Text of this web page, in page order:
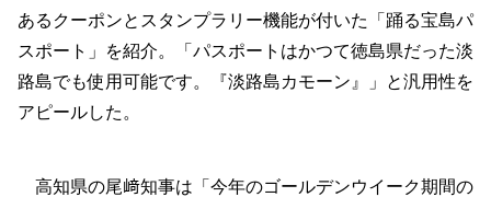
あるクーポンとスタンプラリー機能が付いた「踊る宝島パ
スポート」を紹介。「パスポートはかつて徳島県だった淡
路島でも使用可能です。『淡路島カモーン』」と汎用性を
アピールした。
高知県の尾﨑知事は「今年のゴールデンウイーク期間の